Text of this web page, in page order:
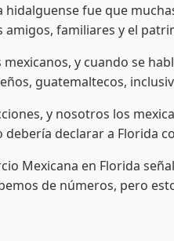
hidalguense fue que
familiares y el
y cuando se
guatemaltecos,
y nosotros los
declarar a Florida
Mexicana en Florida
de números, pero